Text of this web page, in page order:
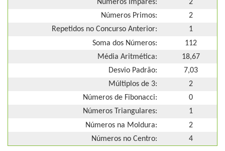
Números Ímpares:
2
Números Primos:
2
Repetidos no Concurso Anterior:
1
Soma dos Números:
112
Média Aritmética:
18,67
Desvio Padrão:
7,03
Múltiplos de 3:
2
Números de Fibonacci:
0
Números Triangulares:
1
Números na Moldura:
2
Números no Centro:
4